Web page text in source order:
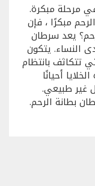
مرحلة مبكرة.
مبكرًا ، فإن
يعد سرطان
النساء. يتكون
تتكاثف بانتظام
أحيانًا
غير طبيعي.
بطانة الرحم.